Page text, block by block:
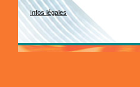
Infos légales